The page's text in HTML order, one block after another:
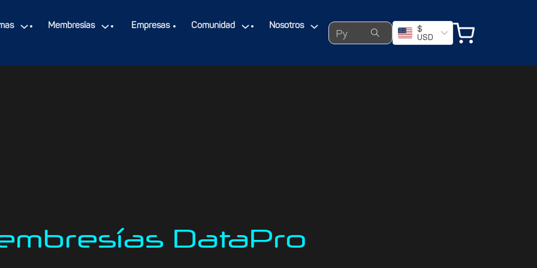
Membresías Empresas Comunidad Nosotros Search ...
$
USD
DataPro